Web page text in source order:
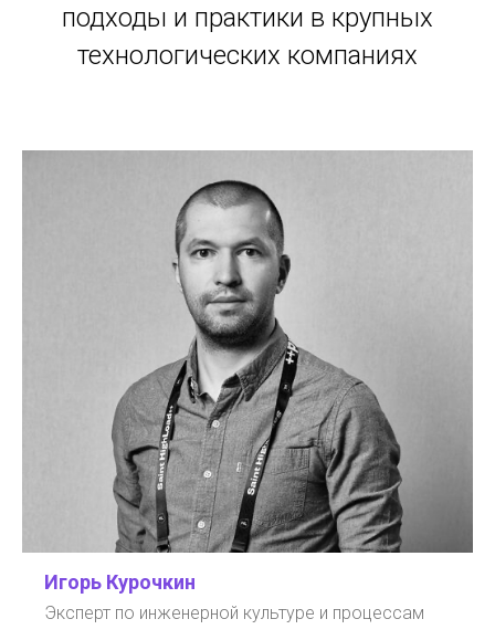
подходы и практики в крупных
технологических компаниях
Игорь Курочкин
Эксперт по инженерной культуре и процессам